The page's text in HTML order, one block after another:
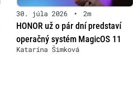
30. júla 2026 • 2m
HONOR už o pár dní predstaví
operačný systém MagicOS 11
Katarína Šimková